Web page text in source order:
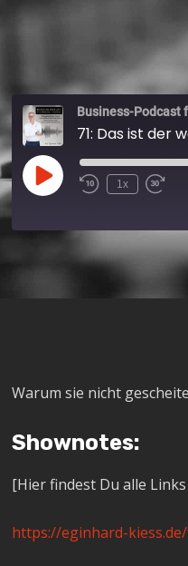
Business-Podcast
1x
RSS FEED
Warum sie nicht
Shownotes:
[Hier findest Du alle
https://eginhard-